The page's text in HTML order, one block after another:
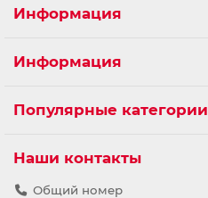
Информация
Информация
Популярные категории
Наши контакты
Общий номер